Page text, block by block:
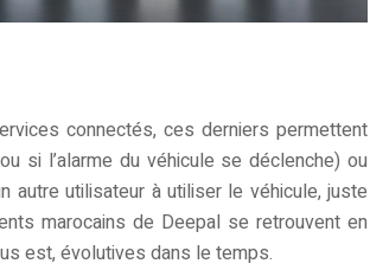
connectés, ces derniers permettent
si l’alarme du véhicule se déclenche) ou
autre utilisateur à utiliser le véhicule, juste
marocains de Deepal se retrouvent en
est, évolutives dans le temps.